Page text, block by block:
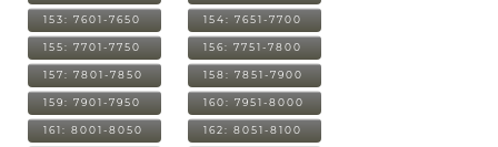
153: 7601-7650 154: 7651-7700
155: 7701-7750 156: 7751-7800
157: 7801-7850 158: 7851-7900
159: 7901-7950 160: 7951-8000
161: 8001-8050 162: 8051-8100